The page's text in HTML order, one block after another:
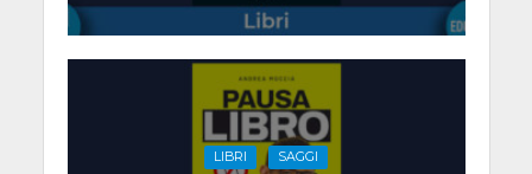
LIBRI SAGGI